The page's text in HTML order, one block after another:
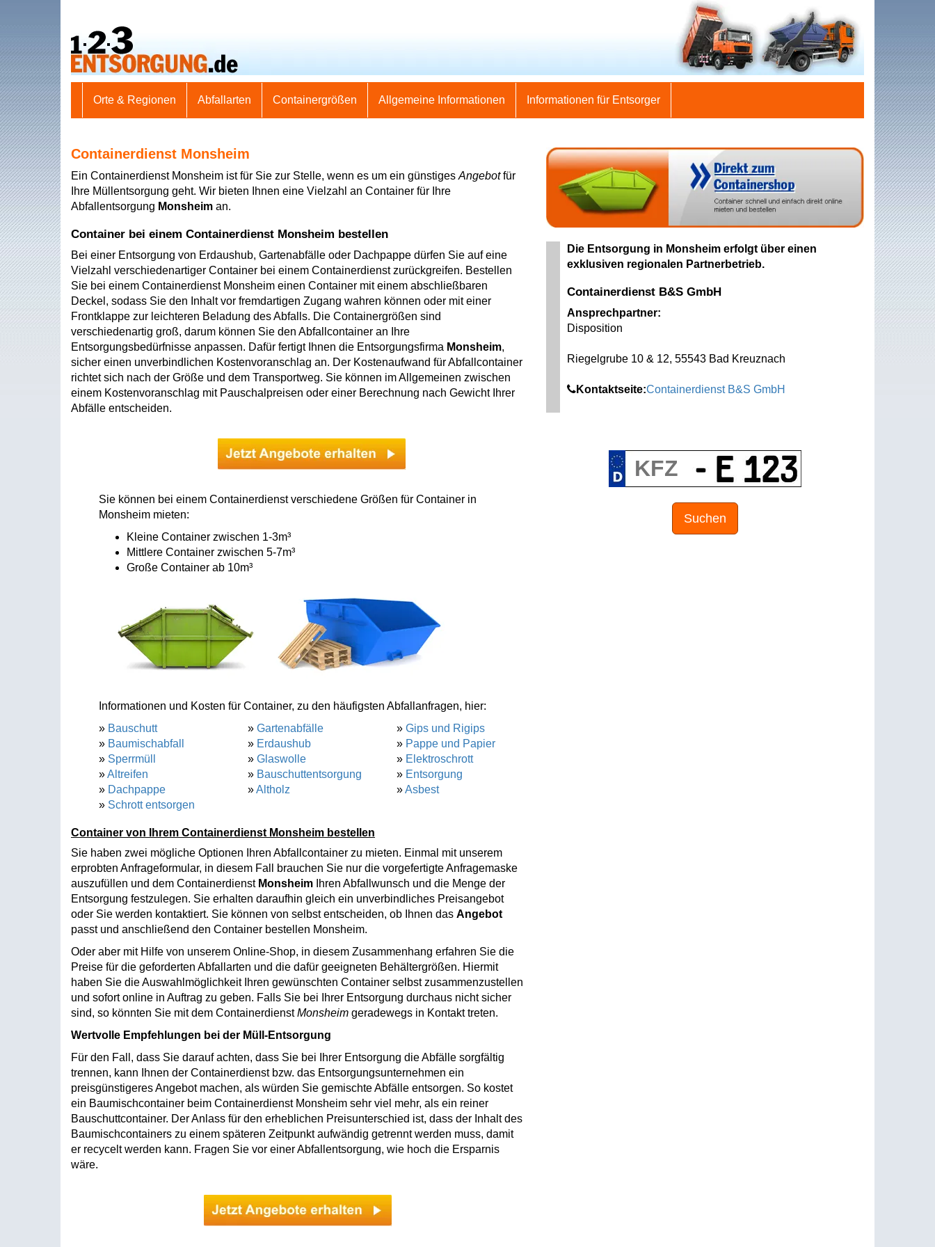
Orte & Regionen Abfallarten Containergrößen Allgemeine Informationen Informationen für Entsorger
Containerdienst Monsheim
Ein Containerdienst Monsheim ist für Sie zur Stelle, wenn es um ein günstiges Angebotfür
Ihre Müllentsorgung geht. Wir bieten Ihnen eine Vielzahl an Container für Ihre
Abfallentsorgung Monsheim an.
Container bei einem Containerdienst Monsheim bestellen
Bei einer Entsorgung von Erdaushub, Gartenabfälle oder Dachpappe dürfen Sie auf eine
Vielzahl verschiedenartiger Container bei einem Containerdienst zurückgreifen. Bestellen
Sie bei einem Containerdienst Monsheim einen Container mit einem abschließbaren
Deckel, sodass Sie den Inhalt vor fremdartigen Zugang wahren können oder mit einer
Frontklappe zur leichteren Beladung des Abfalls. Die Containergrößen sind
verschiedenartig groß, darum können Sie den Abfallcontainer an Ihre
Entsorgungsbedürfnisse anpassen. Dafür fertigt Ihnen die Entsorgungsfirma Monsheim,
sicher einen unverbindlichen Kostenvoranschlag an. Der Kostenaufwand für Abfallcontainer
richtet sich nach der Größe und dem Transportweg. Sie können im Allgemeinen zwischen
einem Kostenvoranschlag mit Pauschalpreisen oder einer Berechnung nach Gewicht Ihrer
Abfälle entscheiden.
Sie können bei einem Containerdienst verschiedene Größen für Container in
Monsheim mieten:
Kleine Container zwischen 1-3m³
Mittlere Container zwischen 5-7m³
Große Container ab 10m³
Informationen und Kosten für Container, zu den häufigsten Abfallanfragen, hier:
» Bauschutt
» Baumischabfall
» Sperrmüll
»Altreifen
» Dachpappe
» Schrott entsorgen
»Gartenabfälle
» Erdaushub
»Glaswolle
» Bauschuttentsorgung
»Altholz
»Gips und Rigips
» Pappe und Papier
» Elektroschrott
» Entsorgung
»Asbest
Container von Ihrem Containerdienst Monsheim bestellen
Sie haben zwei mögliche Optionen Ihren Abfallcontainer zu mieten. Einmal mit unserem
erprobten Anfrageformular, in diesem Fall brauchen Sie nur die vorgefertigte Anfragemaske
auszufüllen und dem Containerdienst Monsheim Ihren Abfallwunsch und die Menge der
Entsorgung festzulegen. Sie erhalten daraufhin gleich ein unverbindliches Preisangebot
oder Sie werden kontaktiert. Sie können von selbst entscheiden, ob Ihnen das Angebot
passt und anschließend den Container bestellen Monsheim.
Oder aber mit Hilfe von unserem Online-Shop, in diesem Zusammenhang erfahren Sie die
Preise für die geforderten Abfallarten und die dafür geeigneten Behältergrößen. Hiermit
haben Sie die Auswahlmöglichkeit Ihren gewünschten Container selbst zusammenzustellen
und sofort online in Auftrag zu geben. Falls Sie bei Ihrer Entsorgung durchaus nicht sicher
sind, so könnten Sie mit dem ContainerdienstMonsheim geradewegs in Kontakt treten.
Wertvolle Empfehlungen bei der Müll-Entsorgung
Für den Fall, dass Sie darauf achten, dass Sie bei Ihrer Entsorgung die Abfälle sorgfältig
trennen, kann Ihnen der Containerdienst bzw. das Entsorgungsunternehmen ein
preisgünstigeres Angebot machen, als würden Sie gemischte Abfälle entsorgen. So kostet
ein Baumischcontainer beim Containerdienst Monsheim sehr viel mehr, als ein reiner
Bauschuttcontainer. Der Anlass für den erheblichen Preisunterschied ist, dass der Inhalt des
Baumischcontainers zu einem späteren Zeitpunkt aufwändig getrennt werden muss, damit
er recycelt werden kann. Fragen Sie vor einer Abfallentsorgung, wie hoch die Ersparnis
wäre.
Die Entsorgung in Monsheim erfolgt über einen
exklusiven regionalen Partnerbetrieb.
Containerdienst B&S GmbH
Ansprechpartner:
Disposition
Riegelgrube 10 & 12, 55543 Bad Kreuznach
Kontaktseite:Containerdienst B&S GmbH
Suchen